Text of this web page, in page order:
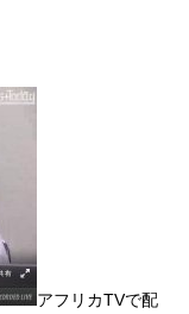
アフリカTVで配